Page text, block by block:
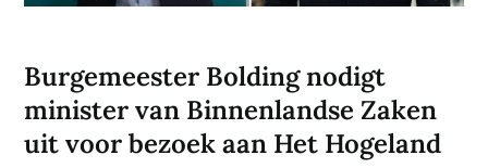
Burgemeester Bolding nodigt
minister van Binnenlandse Zaken
uit voor bezoek aan Het Hogeland